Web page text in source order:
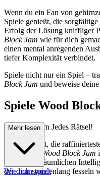
Wenn du ein Fan von
Spiele genießt, die
Erfolg der Lösung kniffliger
Block Jam wie für dich
einen mental anregenden
tiefer Komplexität verbindet.
Spiele nicht nur ein Spiel –
Block Jam und beweise
Spiele Wood
e und Erobern Jedes Rätsel!
Bist du bereit, die
erlebt hast?
Wood Block Jam
Test deiner räumlichen
der dich stundenlang fesseln
Mehr lesen
Wie man spielt